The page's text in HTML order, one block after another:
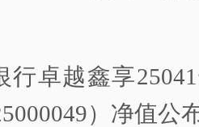
行卓越鑫享
）净值公